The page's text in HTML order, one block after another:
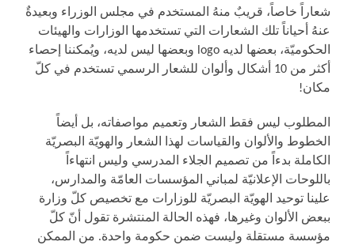
شعاراً خاصاً، قريبٌ منهُ المستخدم في مجلس الوزراء وبعيدةٌ
عنهُ أحياناً تلك الشعارات التي تستخدمها الوزارات والهيئات
الحكوميّة، بعضها لديه logo وبعضها ليس لديه، ويُمكننا إحصاء
أكثر من 10 أشكال وألوان للشعار الرسمي تستخدم في كلّ
مكان!
المطلوب ليس فقط الشعار وتعميم مواصفاته، بل أيضاً
الخطوط والألوان والقياسات لهذا الشعار والهويّة البصريّة
الكاملة بدءاً من تصميم الجلاء المدرسي وليس انتهاءاً
باللوحات الإعلانيّة لمباني المؤسسات العامّة والمدارس،
علينا توحيد الهويّة البصريّة للوزارات مع تخصيص كلّ وزارة
ببعض الألوان وغيرها، فهذه الحالة المنتشرة تقول أنّ كلّ
مؤسسة مستقلة وليست ضمن حكومة واحدة. من الممكن